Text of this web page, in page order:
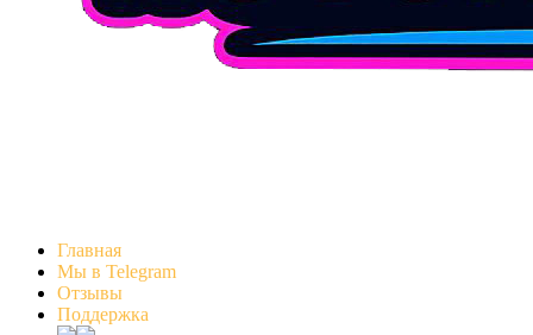
Главная
Мы в Telegram
Отзывы
Поддержка